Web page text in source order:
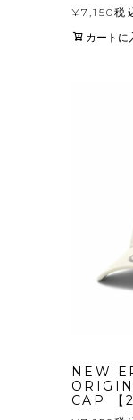
¥7,150税
カートに
NEW
CAP 【